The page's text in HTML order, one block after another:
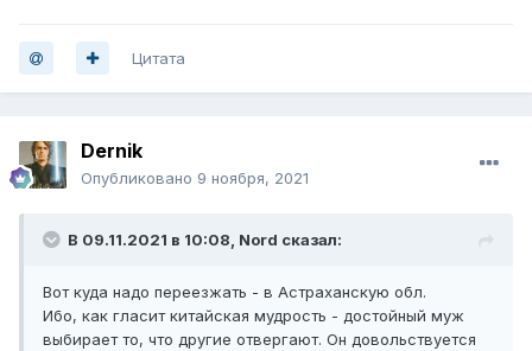
Цитата
Dernik
Опубликовано 9 ноября, 2021
В 09.11.2021 в 10:08, Nord сказал:
Вот куда надо переезжать - в Астраханскую обл.
Ибо, как гласит китайская мудрость - достойный муж
выбирает то, что другие отвергают. Он довольствуется